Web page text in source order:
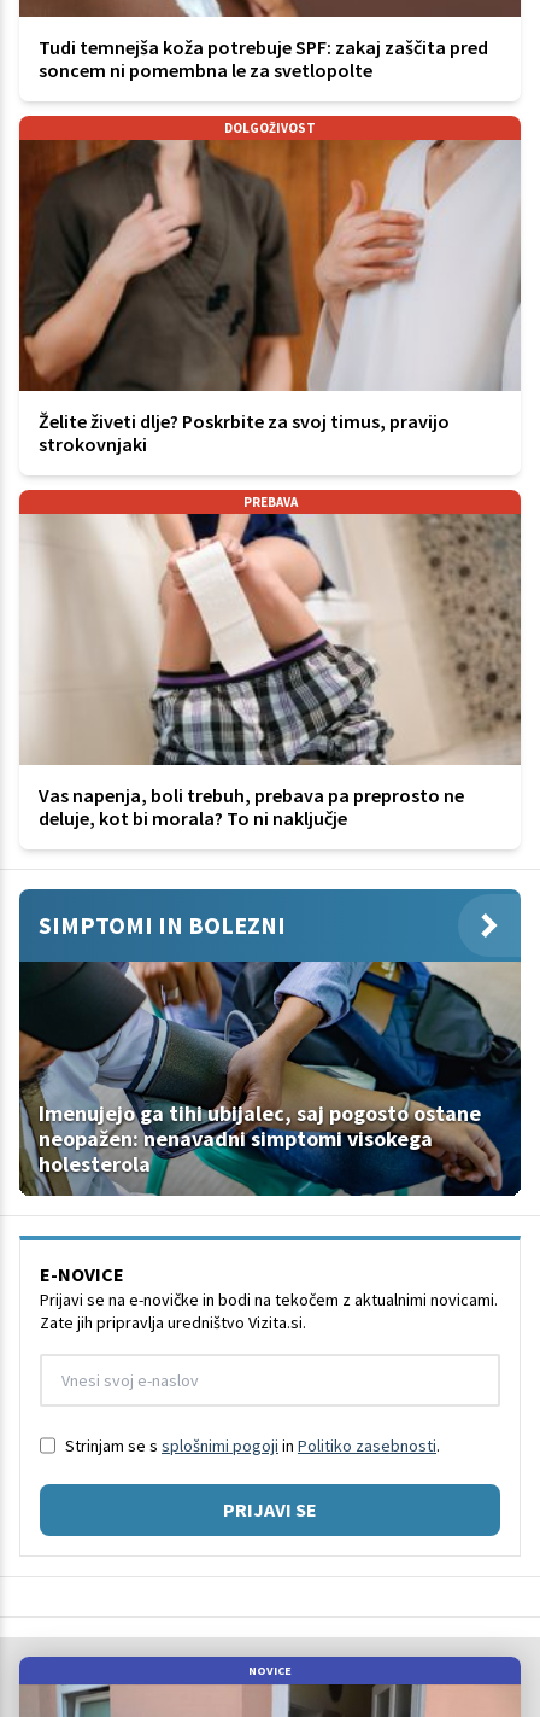
Tudi temnejša koža potrebuje SPF: zakaj zaščita pred
soncem ni pomembna le za svetlopolte
DOLGOŽIVOST
Želite živeti dlje? Poskrbite za svoj timus, pravijo
strokovnjaki
PREBAVA
Vas napenja, boli trebuh, prebava pa preprosto ne
deluje, kot bi morala? To ni naključje
SIMPTOMI IN BOLEZNI
Imenujejo ga tihi ubijalec, saj pogosto ostane
neopažen: nenavadni simptomi visokega
holesterola
E-NOVICE
Prijavi se na e-novičke in bodi na tekočem z aktualnimi novicami.
Zate jih pripravlja uredništvo Vizita.si.
Strinjam se s splošnimi pogoji in Politiko zasebnosti.
PRIJAVI SE
NOVICE